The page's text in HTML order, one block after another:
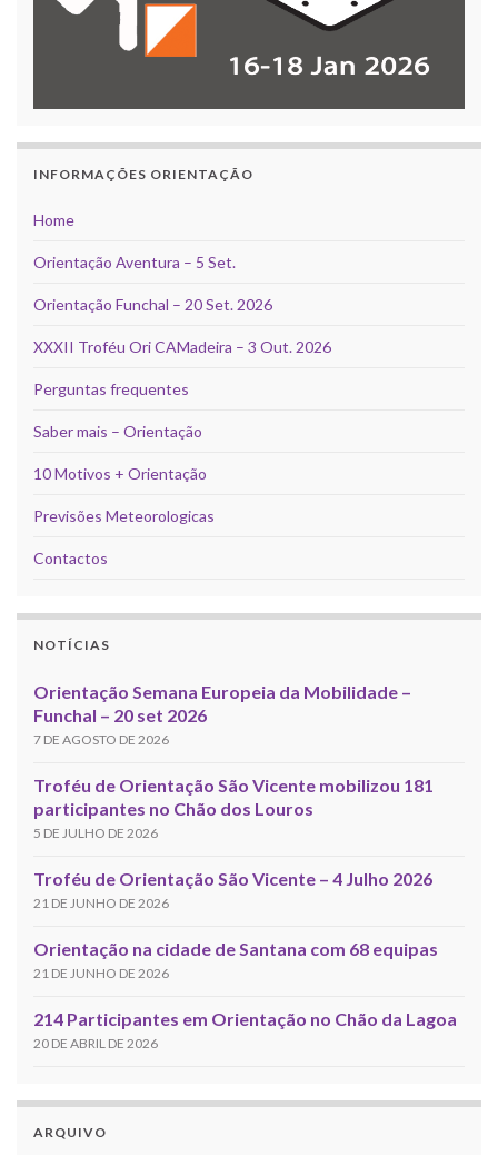
INFORMAÇÕES ORIENTAÇÃO
Home
Orientação Aventura – 5 Set.
Orientação Funchal – 20 Set. 2026
XXXII Troféu Ori CAMadeira – 3 Out. 2026
Perguntas frequentes
Saber mais – Orientação
10 Motivos + Orientação
Previsões Meteorologicas
Contactos
NOTÍCIAS
Orientação Semana Europeia da Mobilidade –
Funchal – 20 set 2026
7 DE AGOSTO DE 2026
Troféu de Orientação São Vicente mobilizou 181
participantes no Chão dos Louros
5 DE JULHO DE 2026
Troféu de Orientação São Vicente – 4 Julho 2026
21 DE JUNHO DE 2026
Orientação na cidade de Santana com 68 equipas
21 DE JUNHO DE 2026
214 Participantes em Orientação no Chão da Lagoa
20 DE ABRIL DE 2026
ARQUIVO